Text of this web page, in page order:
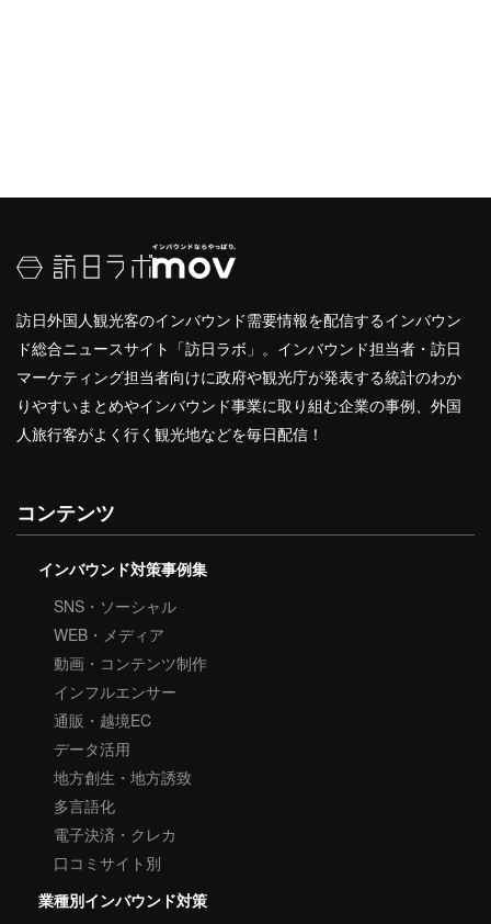
訪日外国人観光客のインバウンド需要情報を配信するインバウン
ド総合ニュースサイト「訪日ラボ」。インバウンド担当者・訪日
マーケティング担当者向けに政府や観光庁が発表する統計のわか
りやすいまとめやインバウンド事業に取り組む企業の事例、外国
人旅行客がよく行く観光地などを毎日配信！
コンテンツ
インバウンド対策事例集
SNS・ソーシャル
WEB・メディア
動画・コンテンツ制作
インフルエンサー
通販・越境EC
データ活用
地方創生・地方誘致
多言語化
電子決済・クレカ
口コミサイト別
業種別インバウンド対策